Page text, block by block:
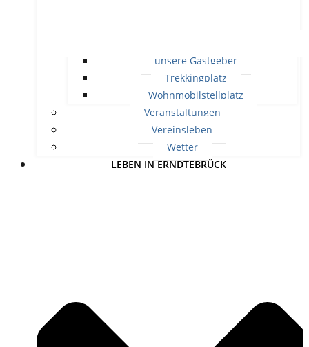
unsere Gastgeber
Trekkingplatz
Wohnmobilstellplatz
Veranstaltungen
Vereinsleben
Wetter
LEBEN IN ERNDTEBRÜCK